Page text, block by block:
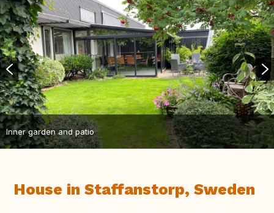
Inner garden and patio
House in Staffanstorp, Sweden